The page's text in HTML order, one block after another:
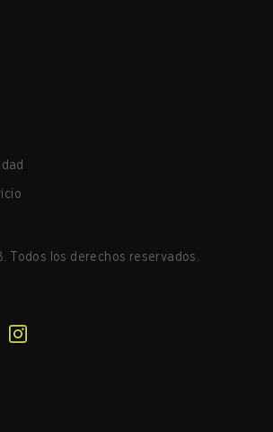
Todos los derechos reservados.